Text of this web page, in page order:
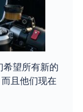
希望所有新的
且他们现在